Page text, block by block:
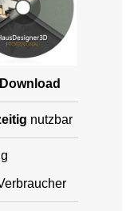
nutzbar